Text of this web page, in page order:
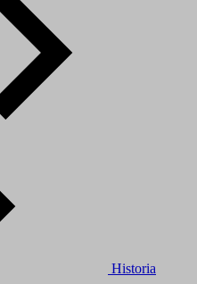
Historia